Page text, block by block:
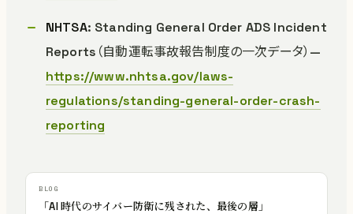
NHTSA: Standing General Order ADS Incident
Reports（自動運転事故報告制度の一次データ）—
https://www.nhtsa.gov/laws-
regulations/standing-general-order-crash-
reporting
「AI 時代のサイバー防衛に残された、最後の層」